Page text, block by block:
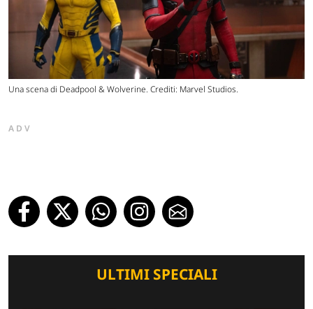
Una scena di Deadpool & Wolverine. Crediti: Marvel Studios.
ADV
ULTIMI SPECIALI